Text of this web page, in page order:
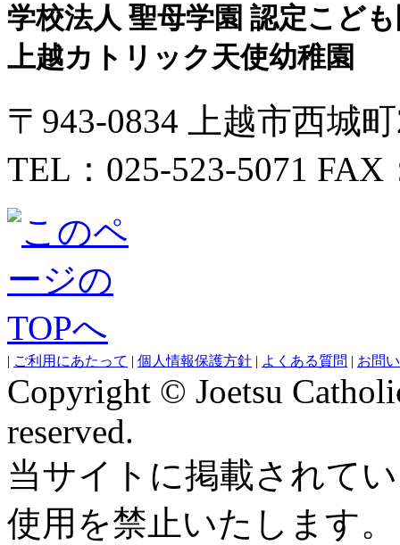
学校法人 聖母学園 認定こど
上越カトリック天使幼稚園
〒943-0834 上越市西城
TEL：025-523-5071 FAX
| ご利用にあたって | 個人情報保護方針 | よくある質問 | お問
Copyright © Joetsu
reserved.
当サイトに掲載されて
使用を禁止いたします。